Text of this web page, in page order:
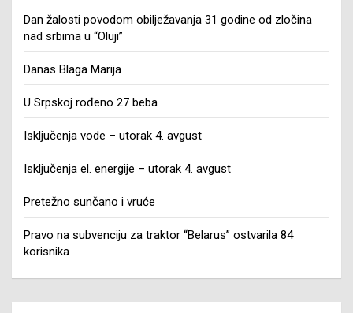
Dan žalosti povodom obilježavanja 31 godine od zločina
nad srbima u “Oluji”
Danas Blaga Marija
U Srpskoj rođeno 27 beba
Isključenja vode – utorak 4. avgust
Isključenja el. energije – utorak 4. avgust
Pretežno sunčano i vruće
Pravo na subvenciju za traktor “Belarus” ostvarila 84
korisnika